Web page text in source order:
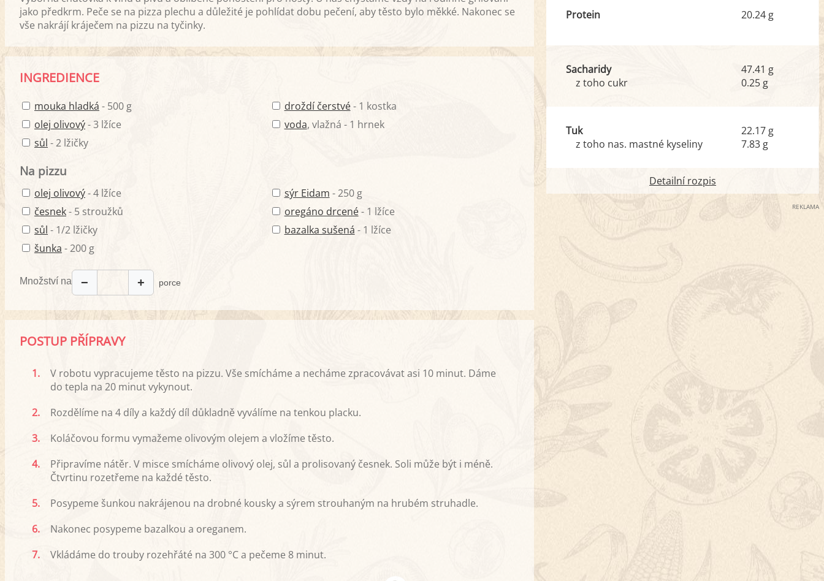
jako předkrm. Peče se na pizza plechu a důležité je pohlídat dobu pečení, aby těsto bylo měkké. Nakonec se
vše nakrájí kráječem na pizzu na tyčinky.
INGREDIENCE
mouka hladká - 500 g
olej olivový- 3 lžíce
sůl - 2 lžičky
droždí čerstvé- 1 kostka
voda, vlažná - 1 hrnek
Na pizzu
olej olivový- 4 lžíce
česnek- 5 stroužků
sůl - 1/2 lžičky
šunka - 200 g
sýr Eidam - 250 g
oregáno drcené- 1 lžíce
bazalka sušená - 1 lžíce
Množství na − + porce
POSTUP PŘÍPRAVY
1.
V robotu vypracujeme těsto na pizzu. Vše smícháme a necháme zpracovávat asi 10 minut. Dáme
do tepla na 20 minut vykynout.
2.
Rozdělíme na 4 díly a každý díl důkladně vyválíme na tenkou placku.
3.
Koláčovou formu vymažeme olivovým olejem a vložíme těsto.
4.
Připravíme nátěr. V misce smícháme olivový olej, sůl a prolisovaný česnek. Soli může být i méně.
Čtvrtinu rozetřeme na každé těsto.
5.
Posypeme šunkou nakrájenou na drobné kousky a sýrem strouhaným na hrubém struhadle.
6.
Nakonec posypeme bazalkou a oreganem.
7.
Vkládáme do trouby rozehřáté na 300 °C a pečeme 8 minut.
Protein 20.24 g
Sacharidy
z toho cukr
47.41 g
0.25 g
Tuk
z toho nas. mastné kyseliny
22.17 g
7.83 g
Detailní rozpis
REKLAMA